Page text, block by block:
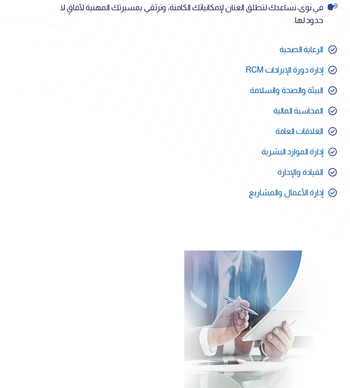
في نوى، نساعدك لتطلق العنان لإمكانياتك الكامنة، وترتقي بمسيرتك المهنية لآفاقٍ لا
حدود لها.
الرعاية الصحية
إدارة دورة الإيرادات RCM
البيئة والصحة والسلامة
المحاسبة المالية
العلاقات العامة
إدارة الموارد البشرية
القيادة والإدارة
إدارة الأعمال والمشاريع